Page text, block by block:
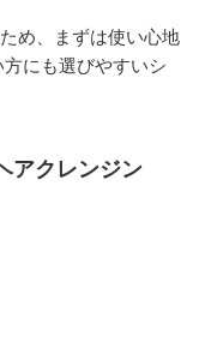
め、まずは使い心地
にも選びやすいシ
アクレンジン